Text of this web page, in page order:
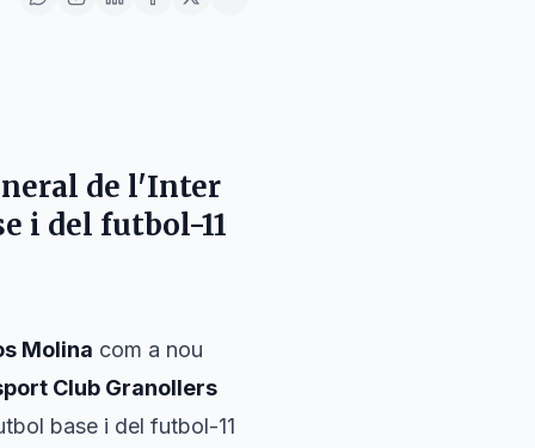
de l'Inter
i del futbol-11
Molina com a nou
Club Granollers
base i del futbol-11